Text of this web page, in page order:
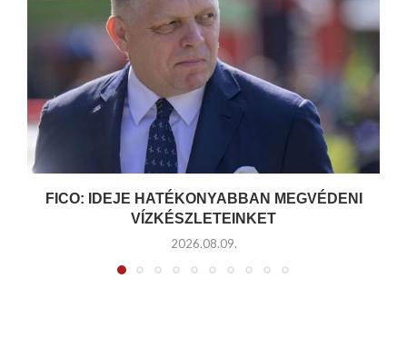
FICO: IDEJE HATÉKONYABBAN MEGVÉDENI
VÍZKÉSZLETEINKET
2026.08.09.